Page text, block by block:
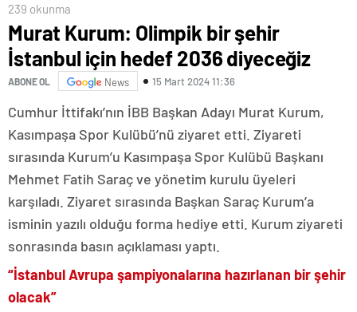
239 okunma
Murat Kurum: Olimpik bir şehir
İstanbul için hedef 2036 diyeceğiz
ABONE OL News 15 Mart 2024 11:36
Cumhur İttifakı’nın İBB Başkan Adayı Murat Kurum,
Kasımpaşa Spor Kulübü’nü ziyaret etti. Ziyareti
sırasında Kurum’u Kasımpaşa Spor Kulübü Başkanı
Mehmet Fatih Saraç ve yönetim kurulu üyeleri
karşıladı. Ziyaret sırasında Başkan Saraç Kurum’a
isminin yazılı olduğu forma hediye etti. Kurum ziyareti
sonrasında basın açıklaması yaptı.
“İstanbul Avrupa şampiyonalarına hazırlanan bir şehir
olacak”